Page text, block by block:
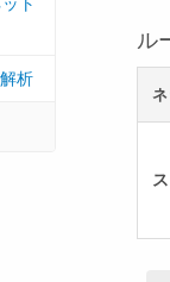
析
ル